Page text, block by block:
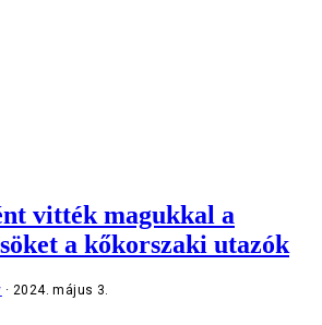
vitték magukkal a
a kőkorszaki utazók
2024. május 3.